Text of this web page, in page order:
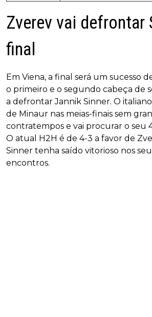
Zverev vai defrontar
final
Em Viena, a final será um sucesso
o primeiro e o segundo cabeça de
a defrontar Jannik Sinner. O
de Minaur nas meias-finais sem
contratempos e vai procurar o seu
O atual H2H é de 4-3 a favor de
Sinner tenha saído vitorioso nos
encontros.